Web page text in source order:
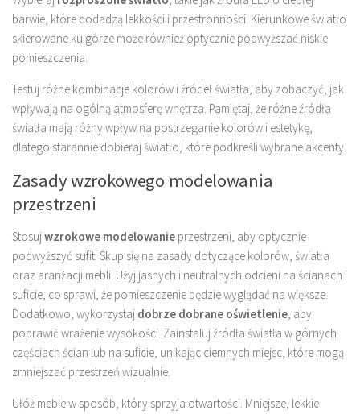
barwie, które dodadzą lekkości i przestronności. Kierunkowe światło
skierowane ku górze może również optycznie podwyższać niskie
pomieszczenia.
Testuj różne kombinacje kolorów i źródeł światła, aby zobaczyć, jak
wpływają na ogólną atmosferę wnętrza. Pamiętaj, że różne źródła
światła mają różny wpływ na postrzeganie kolorów i estetykę,
dlatego starannie dobieraj światło, które podkreśli wybrane akcenty.
Zasady wzrokowego modelowania
przestrzeni
Stosujwzrokowe modelowanie przestrzeni, aby optycznie
podwyższyć sufit. Skup się na zasady dotyczące kolorów, światła
oraz aranżacji mebli. Użyj jasnych i neutralnych odcieni na ścianach i
suficie, co sprawi, że pomieszczenie będzie wyglądać na większe.
Dodatkowo, wykorzystaj dobrze dobrane oświetlenie , aby
poprawić wrażenie wysokości. Zainstaluj źródła światła w górnych
częściach ścian lub na suficie, unikając ciemnych miejsc, które mogą
zmniejszać przestrzeń wizualnie.
Ułóż meble w sposób, który sprzyja otwartości. Mniejsze, lekkie